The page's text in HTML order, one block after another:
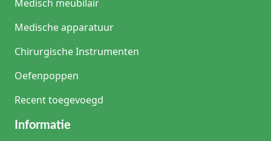
Medisch meubilair
Medische apparatuur
Chirurgische Instrumenten
Oefenpoppen
Recent toegevoegd
Informatie